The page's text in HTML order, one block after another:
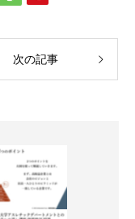
次の記事